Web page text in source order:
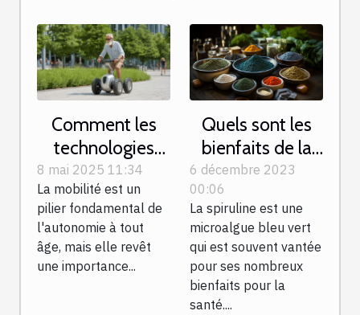
Comment les
technologies
modernes
améliorent la
mobilité des
seniors
8 mai 2025 11:34
La mobilité est un
pilier fondamental de
l'autonomie à tout
âge, mais elle revêt
une importance...
Quels sont les
bienfaits de la
spiruline et de la
phycocyanine
pour les sportifs
?
6 décembre 2023
00:06
La spiruline est une
microalgue bleu vert
qui est souvent vantée
pour ses nombreux
bienfaits pour la
santé....